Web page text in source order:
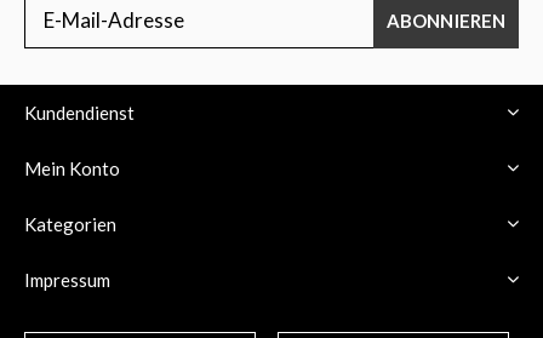
ABONNIEREN
Kundendienst
Mein Konto
Kategorien
Impressum